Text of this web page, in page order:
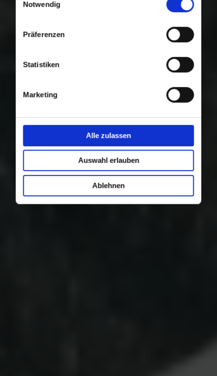
Nutzung der Dienste gesammelt haben.
Notwendig
Präferenzen
Statistiken
Marketing
Alle zulassen
Auswahl erlauben
Ablehnen